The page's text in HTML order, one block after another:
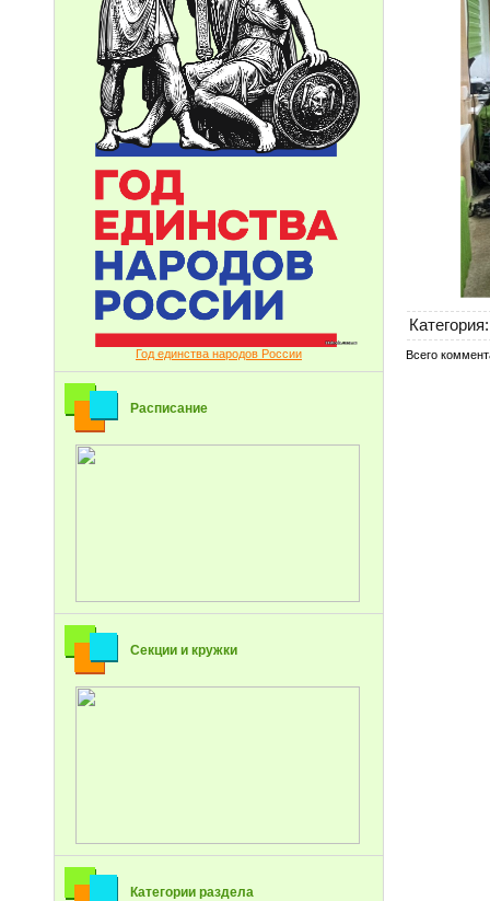
Год единства народов России
Расписание
Секции и кружки
Категории раздела
Категория:
Всего